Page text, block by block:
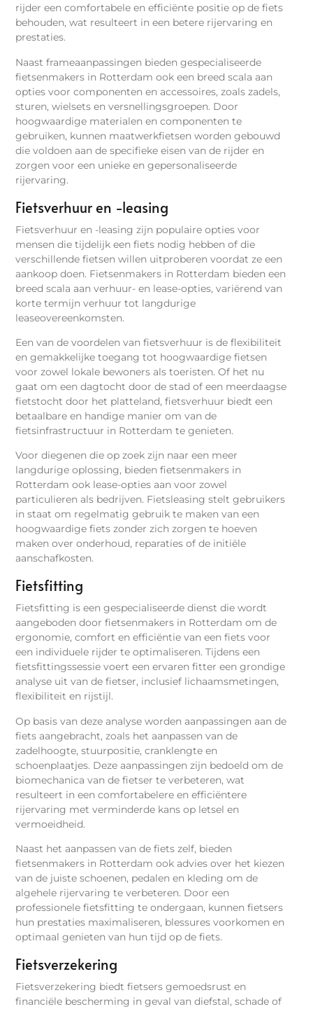
rijder een comfortabele en efficiënte positie op de fiets
behouden, wat resulteert in een betere rijervaring en
prestaties.
Naast frameaanpassingen bieden gespecialiseerde
fietsenmakers in Rotterdam ook een breed scala aan
opties voor componenten en accessoires, zoals zadels,
sturen, wielsets en versnellingsgroepen. Door
hoogwaardige materialen en componenten te
gebruiken, kunnen maatwerkfietsen worden gebouwd
die voldoen aan de specifieke eisen van de rijder en
zorgen voor een unieke en gepersonaliseerde
rijervaring.
Fietsverhuur en -leasing
Fietsverhuur en -leasing zijn populaire opties voor
mensen die tijdelijk een fiets nodig hebben of die
verschillende fietsen willen uitproberen voordat ze een
aankoop doen. Fietsenmakers in Rotterdam bieden een
breed scala aan verhuur- en lease-opties, variërend van
korte termijn verhuur tot langdurige
leaseovereenkomsten.
Een van de voordelen van fietsverhuur is de flexibiliteit
en gemakkelijke toegang tot hoogwaardige fietsen
voor zowel lokale bewoners als toeristen. Of het nu
gaat om een dagtocht door de stad of een meerdaagse
fietstocht door het platteland, fietsverhuur biedt een
betaalbare en handige manier om van de
fietsinfrastructuur in Rotterdam te genieten.
Voor diegenen die op zoek zijn naar een meer
langdurige oplossing, bieden fietsenmakers in
Rotterdam ook lease-opties aan voor zowel
particulieren als bedrijven. Fietsleasing stelt gebruikers
in staat om regelmatig gebruik te maken van een
hoogwaardige fiets zonder zich zorgen te hoeven
maken over onderhoud, reparaties of de initiële
aanschafkosten.
Fietsfitting
Fietsfitting is een gespecialiseerde dienst die wordt
aangeboden door fietsenmakers in Rotterdam om de
ergonomie, comfort en efficiëntie van een fiets voor
een individuele rijder te optimaliseren. Tijdens een
fietsfittingssessie voert een ervaren fitter een grondige
analyse uit van de fietser, inclusief lichaamsmetingen,
flexibiliteit en rijstijl.
Op basis van deze analyse worden aanpassingen aan de
fiets aangebracht, zoals het aanpassen van de
zadelhoogte, stuurpositie, cranklengte en
schoenplaatjes. Deze aanpassingen zijn bedoeld om de
biomechanica van de fietser te verbeteren, wat
resulteert in een comfortabelere en efficiëntere
rijervaring met verminderde kans op letsel en
vermoeidheid.
Naast het aanpassen van de fiets zelf, bieden
fietsenmakers in Rotterdam ook advies over het kiezen
van de juiste schoenen, pedalen en kleding om de
algehele rijervaring te verbeteren. Door een
professionele fietsfitting te ondergaan, kunnen fietsers
hun prestaties maximaliseren, blessures voorkomen en
optimaal genieten van hun tijd op de fiets.
Fietsverzekering
Fietsverzekering biedt fietsers gemoedsrust en
financiële bescherming in geval van diefstal, schade of